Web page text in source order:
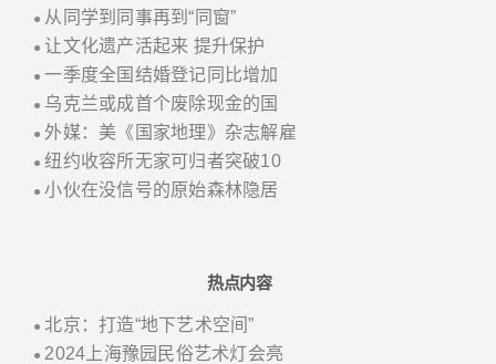
● 从同学到同事再到“同窗”
●让文化遗产活起来 提升保护
●一季度全国结婚登记同比增加
● 乌克兰或成首个废除现金的国
● 外媒：美《国家地理》杂志解雇
●纽约收容所无家可归者突破10
●小伙在没信号的原始森林隐居
热点内容
●北京：打造“地下艺术空间”
● 2024上海豫园民俗艺术灯会亮